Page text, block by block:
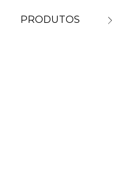
PRODUTOS BLOG